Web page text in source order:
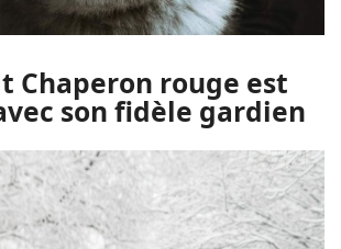
Chaperon rouge est
son fidèle gardien